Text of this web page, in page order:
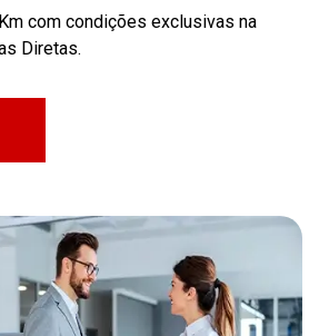
com condições exclusivas na
Diretas.